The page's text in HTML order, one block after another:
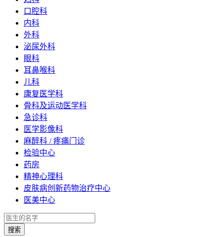
口腔科
内科
外科
泌尿外科
眼科
耳鼻喉科
儿科
康复医学科
骨科及运动医学科
急诊科
医学影像科
麻醉科 / 疼痛门诊
检验中心
药房
精神心理科
皮肤病创新药物治疗中心
医美中心